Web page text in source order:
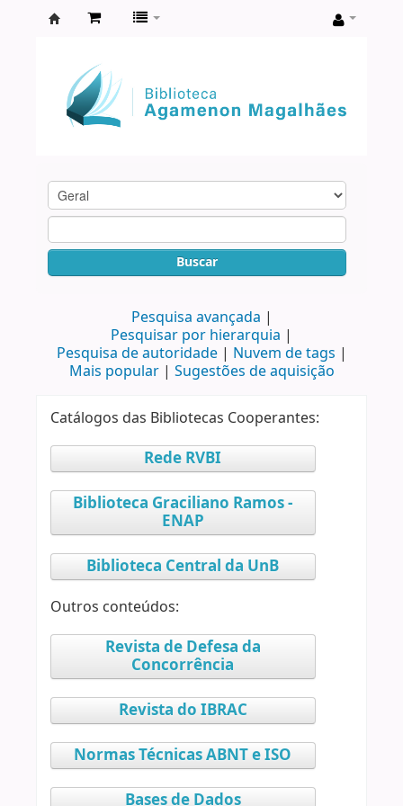
Agamenon
Magalhães
Buscar
Pesquisa avançada
Pesquisar por hierarquia
Pesquisa de autoridade
Nuvem de tags
Mais popular
Sugestões de aquisição
Catálogos das Bibliotecas Cooperantes:
Rede RVBI
Biblioteca Graciliano Ramos -
ENAP
Biblioteca Central da UnB
Outros conteúdos:
Revista de Defesa da
Concorrência
Revista do IBRAC
Normas Técnicas ABNT e ISO
Bases de Dados